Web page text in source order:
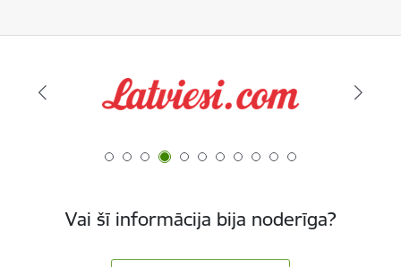
Vai šī informācija bija noderīga?